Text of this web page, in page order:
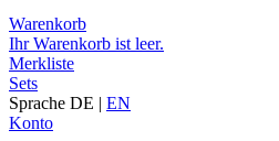
Warenkorb
Ihr Warenkorb ist leer.
Merkliste
Sets
Sprache DE | EN
Konto